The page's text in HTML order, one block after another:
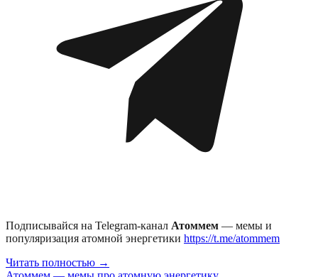
Подписывайся на Telegram-канал Атоммем — мемы и
популяризация атомной энергетики https://t.me/atommem
Читать полностью →